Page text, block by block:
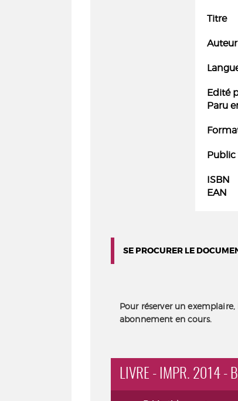
Titre
Auteur
Edité
Paru
Public
ISBN
EAN
SE PROCURER LE
Pour réserver un
abonnement en cours.
LIVRE - IMPR. 2014 -